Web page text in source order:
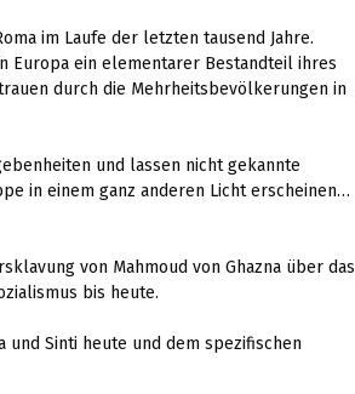
im Laufe der letzten tausend Jahre.
Europa ein elementarer Bestandteil ihres
durch die Mehrheitsbevölkerungen in
und lassen nicht gekannte
in einem ganz anderen Licht erscheinen…
von Mahmoud von Ghazna über das
bis heute.
und Sinti heute und dem spezifischen